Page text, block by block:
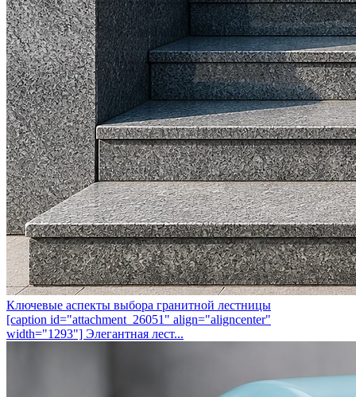
Ключевые аспекты выбора гранитной лестницы
[caption id="attachment_26051" align="aligncenter"
width="1293"] Элегантная лест...